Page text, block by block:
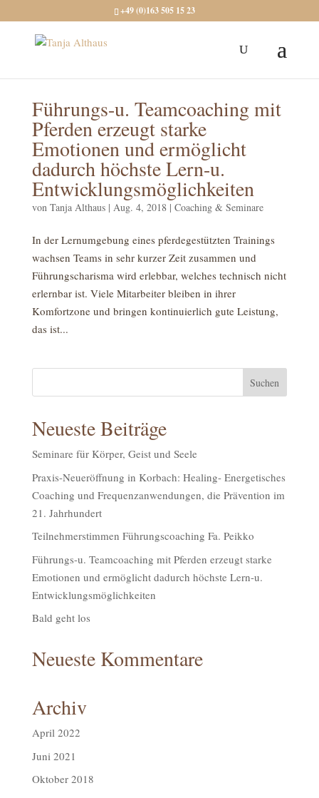
+49 (0)163 505 15 23
Führungs-u. Teamcoaching mit
Pferden erzeugt starke
Emotionen und ermöglicht
dadurch höchste Lern-u.
Entwicklungsmöglichkeiten
von Tanja Althaus| Aug. 4, 2018| Coaching & Seminare
In der Lernumgebung eines pferdegestützten Trainings
wachsen Teams in sehr kurzer Zeit zusammen und
Führungscharisma wird erlebbar, welches technisch nicht
erlernbar ist. Viele Mitarbeiter bleiben in ihrer
Komfortzone und bringen kontinuierlich gute Leistung,
das ist...
Neueste Beiträge
Seminare für Körper, Geist und Seele
Praxis-Neueröffnung in Korbach: Healing- Energetisches
Coaching und Frequenzanwendungen, die Prävention im
21. Jahrhundert
Teilnehmerstimmen Führungscoaching Fa. Peikko
Führungs-u. Teamcoaching mit Pferden erzeugt starke
Emotionen und ermöglicht dadurch höchste Lern-u.
Entwicklungsmöglichkeiten
Bald geht los
Neueste Kommentare
Archiv
April 2022
Juni 2021
Oktober 2018